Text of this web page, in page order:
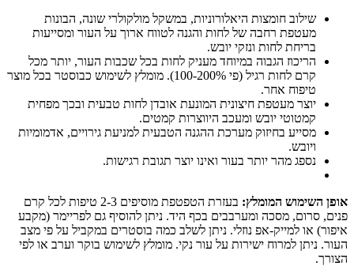
שילוב חומצות היאלורוניות, במשקל מולקולרי שונה, הבונות
מעטפת רחבה של לחות והגנה לטווח ארוך על העור ומסייעות
בריחת לחות ונזקי יובש.
הריכוז הגבוה במיוחד מעניק לחות בכל שכבות העור, יותר מכל
קרם לחות רגיל (פי 100-200%). מומלץ לשימוש כבוסטר בכל מוצר
טיפוח אחר.
יוצר מעטפת חיצונית המונעת אובדן לחות טבעית ובכך מפחית
קמטוטי יובש ומעכב היווצרות קמטים.
מסייע בחיזוק מערכת ההגנה הטבעית למניעת גירויים, אדמומיות
ויובש.
נספג מהר יותר בעור ואינו יוצר תגובת רגישות.
אופן השימוש המומלץ:
בעזרת הטפטפת מוסיפים 2-3 טיפות לכל קרם
פנים, סרום, מסכה ומערבבים בכף היד. ניתן להוסיף גם לפריימר (מקבע
איפור) או למייק-אפ נוזלי. ניתן לשלב כמה בוסטרים במקביל על פי מצב
העור. ניתן למרוח ישירות על עור נקי. מומלץ לשימוש בוקר וערב או לפי
הצורך.